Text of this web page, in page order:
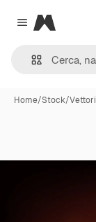
Close menu
Magnific
Home/Stock/Vettori